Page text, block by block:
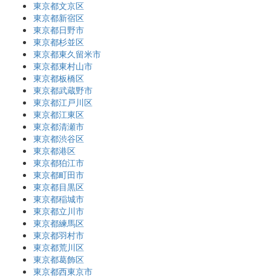
東京都文京区
東京都新宿区
東京都日野市
東京都杉並区
東京都東久留米市
東京都東村山市
東京都板橋区
東京都武蔵野市
東京都江戸川区
東京都江東区
東京都清瀬市
東京都渋谷区
東京都港区
東京都狛江市
東京都町田市
東京都目黒区
東京都稲城市
東京都立川市
東京都練馬区
東京都羽村市
東京都荒川区
東京都葛飾区
東京都西東京市